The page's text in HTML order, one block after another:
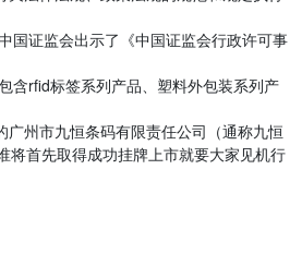
国证监会出示了《中国证监会行政许可事
含rfid标签系列产品、塑料外包装系列产
州市九恒条码有限责任公司（通称九恒
将首先取得成功挂牌上市就要大家见机行